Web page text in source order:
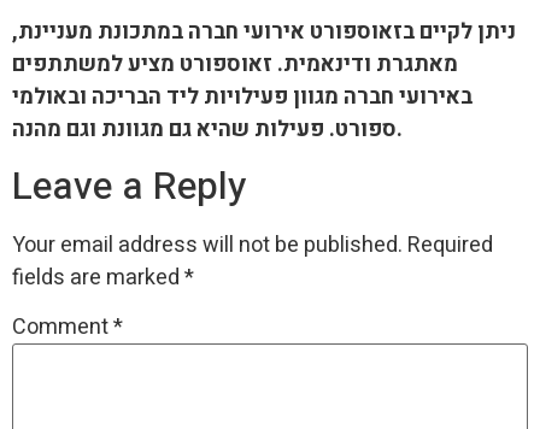
ניתן לקיים בזאוספורט אירועי חברה במתכונת מעניינת,
מאתגרת ודינאמית. זאוספורט מציע למשתתפים
באירועי חברה מגוון פעילויות ליד הבריכה ובאולמי
ספורט. פעילות שהיא גם מגוונת וגם מהנה.
Leave a Reply
Your email address will not be published. Required
fields are marked*
Comment*